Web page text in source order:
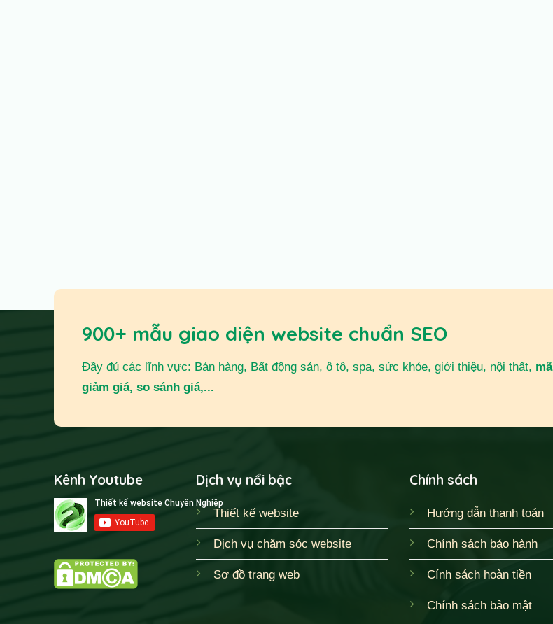
900+ mẫu giao diện website chuẩn SEO
Đầy đủ các lĩnh vực: Bán hàng, Bất động sản, ô tô, spa, sức khỏe, giới thiệu, nội thất, mã
giảm giá, so sánh giá,...
Kênh Youtube Dịch vụ nổi bậc
Thiết kế website
Dịch vụ chăm sóc website
Sơ đồ trang web
Chính sách
Hướng dẫn thanh toán
Chính sách bảo hành
Cính sách hoàn tiền
Chính sách bảo mật